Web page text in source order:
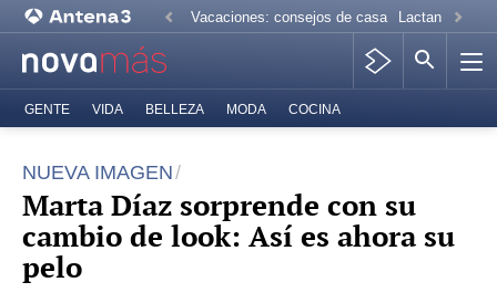
Vacaciones: consejos de casa Lactancia
GENTE VIDA BELLEZA MODA COCINA
NUEVA IMAGEN
Marta Díaz sorprende con su
cambio de look: Así es ahora su
pelo